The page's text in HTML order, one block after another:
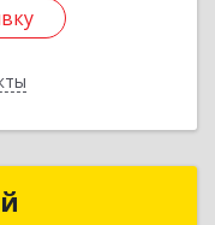
Сергей